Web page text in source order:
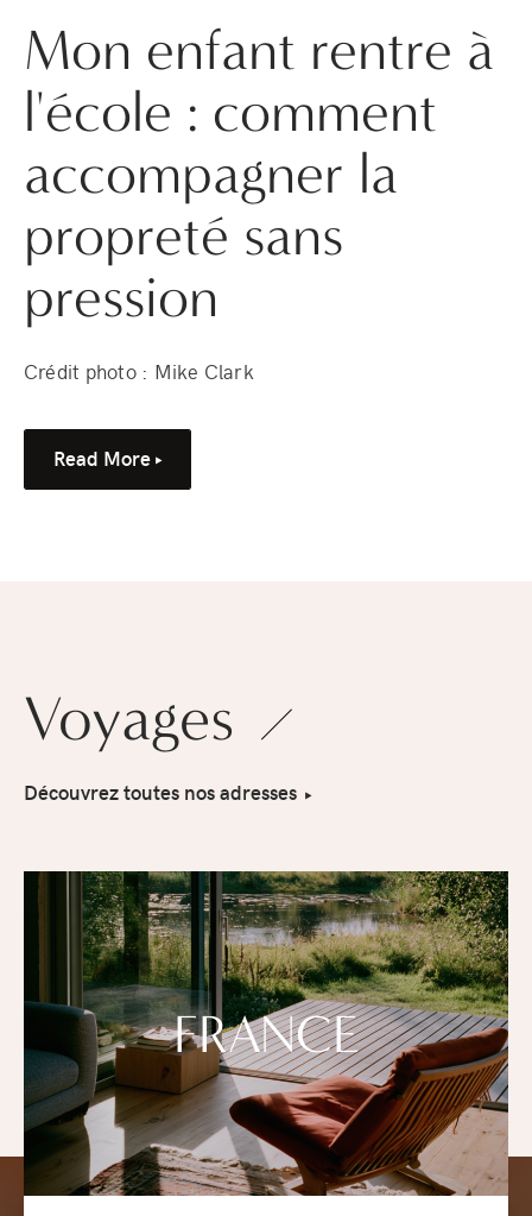
Mon enfant rentre à
l'école : comment
accompagner la
propreté sans
pression
Crédit photo : Mike Clark
Read More
Voyages
Découvrez toutes nos adresses
FRANCE